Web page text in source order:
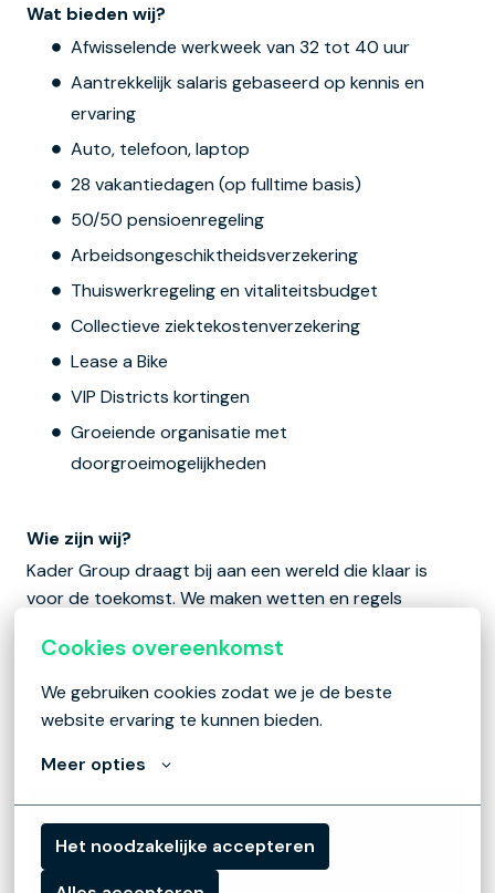
Cookies overeenkomst
We gebruiken cookies zodat we je de beste
website ervaring te kunnen bieden.
Meer opties
Het noodzakelijke accepteren
Wat bieden wij?
Afwisselende werkweek van 32 tot 40 uur
Aantrekkelijk salaris gebaseerd op kennis en
ervaring
Auto, telefoon, laptop
28 vakantiedagen (op fulltime basis)
50/50 pensioenregeling
Arbeidsongeschiktheidsverzekering
Thuiswerkregeling en vitaliteitsbudget
Collectieve ziektekostenverzekering
Lease a Bike
VIP Districts kortingen
Groeiende organisatie met
doorgroeimogelijkheden
Wie zijn wij?
Kader Group draagt bij aan een wereld die klaar is
voor de toekomst. We maken wetten en regels
creëren we samen een betere omgeving om in te
werken en te leven, en een toekomstbestendige
wereld om aan volgende generaties door te geven.
vind je meer informatie over onze organisatie.